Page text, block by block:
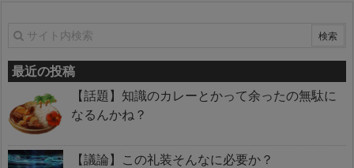
最近の投稿
【話題】知識のカレーとかって余ったの無駄に
なるんかね？
【議論】この礼装そんなに必要か？